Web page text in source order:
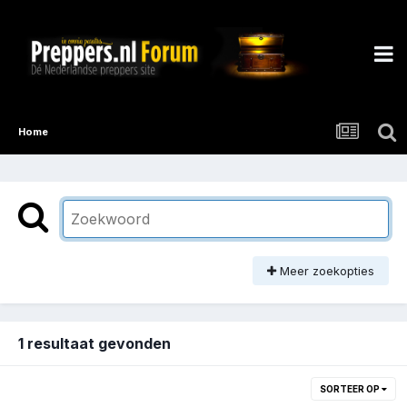
Home
Meer zoekopties
1 resultaat gevonden
SORTEER OP